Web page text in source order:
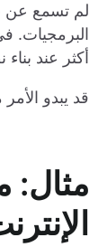
البرمجيات.
أكثر عند
قد يبدو
مثال: